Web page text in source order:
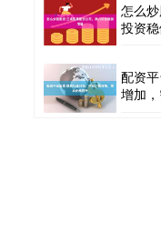
怎么
投资
配资
增加